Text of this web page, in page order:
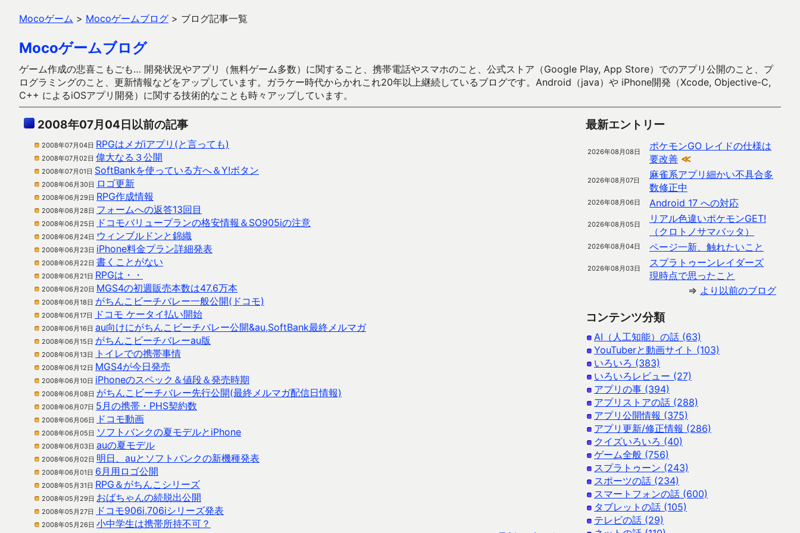
Mocoゲーム > Mocoゲームブログ > ブログ記事一覧
Mocoゲームブログ
ゲーム作成の悲喜こもごも… 開発状況やアプリ（無料ゲーム多数）に関すること、携帯電話やスマホのこと、公式ストア（Google Play, App Store）でのアプリ公開のこと、プ
ログラミングのこと、更新情報などをアップしています。ガラケー時代からかれこれ20年以上継続しているブログです。Android（java）や iPhone開発（Xcode, Objective-C,
C++ によるiOSアプリ開発）に関する技術的なことも時々アップしています。
2008年07月04日以前の記事
2008年07月04日 RPGはメガiアプリ(と言っても)
2008年07月02日 偉大なる３公開
2008年07月01日 SoftBankを使っている方へ＆Y!ボタン
2008年06月30日 ロゴ更新
2008年06月29日 RPG作成情報
2008年06月28日 フォームへの返答13回目
2008年06月25日 ドコモバリュープランの格安情報＆SO905iの注意
2008年06月24日 ウィンブルドンと錦織
2008年06月23日 iPhone料金プラン詳細発表
2008年06月22日 書くことがない
2008年06月21日 RPGは・・
2008年06月20日 MGS4の初週販売本数は47.6万本
2008年06月18日 がちんこビーチバレー一般公開(ドコモ)
2008年06月17日 ドコモ ケータイ払い開始
2008年06月16日 au向けにがちんこビーチバレー公開&au,SoftBank最終メルマガ
2008年06月15日 がちんこビーチバレーau版
2008年06月13日 トイレでの携帯事情
2008年06月12日 MGS4が今日発売
2008年06月10日 iPhoneのスペック＆値段＆発売時期
2008年06月08日 がちんこビーチバレー先行公開(最終メルマガ配信日情報)
2008年06月07日 5月の携帯・PHS契約数
2008年06月06日 ドコモ動画
2008年06月05日 ソフトバンクの夏モデルとiPhone
2008年06月03日 auの夏モデル
2008年06月02日 明日、auとソフトバンクの新機種発表
2008年06月01日 6月用ロゴ公開
2008年05月31日 RPG＆がちんこシリーズ
2008年05月29日 おばちゃんの続脱出公開
2008年05月27日 ドコモ906i,706iシリーズ発表
2008年05月26日 小中学生は携帯所持不可？
最新エントリー
2026年08月08日
ポケモンGO レイドの仕様は
要改善 ≪
2026年08月07日
麻雀系アプリ細かい不具合多
数修正中
2026年08月06日 Android 17 への対応
2026年08月05日
リアル色違いポケモンGET!
（クロトノサマバッタ）
2026年08月04日 ページ一新、触れたいこと
2026年08月03日
スプラトゥーンレイダーズ
現時点で思ったこと
⇒ より以前のブログ
コンテンツ分類
AI（人工知能）の話 (63)
YouTuberと動画サイト (103)
いろいろ (383)
いろいろレビュー (27)
アプリの事 (394)
アプリストアの話 (288)
アプリ公開情報 (375)
アプリ更新/修正情報 (286)
クイズいろいろ (40)
ゲーム全般 (756)
スプラトゥーン (243)
スポーツの話 (234)
スマートフォンの話 (600)
タブレットの話 (105)
テレビの話 (29)